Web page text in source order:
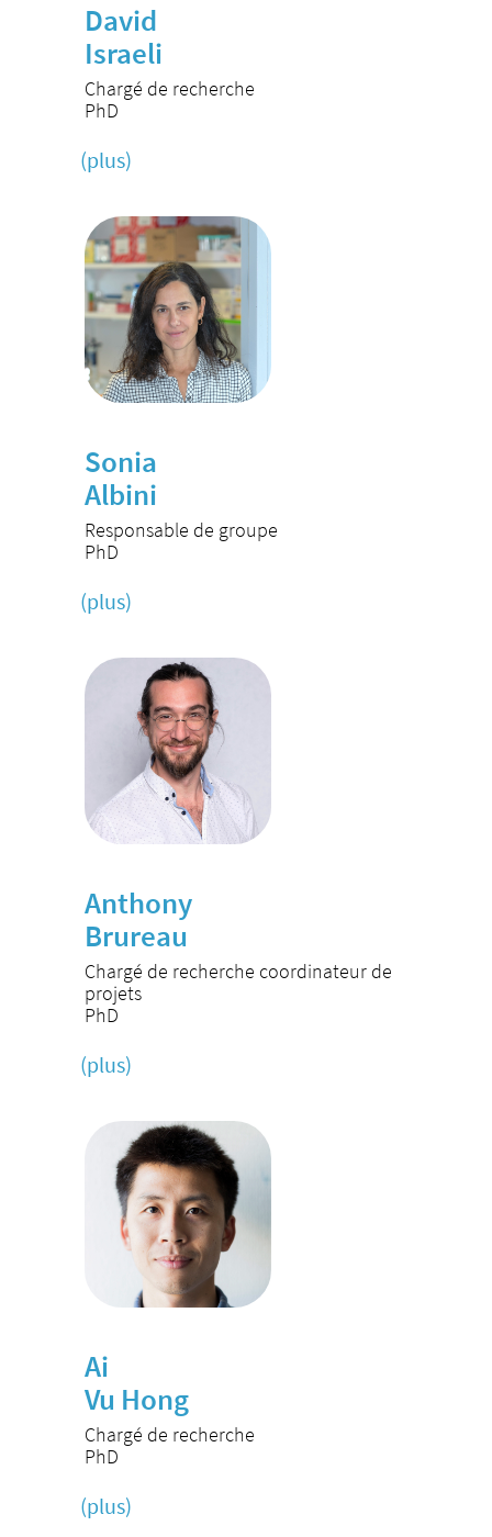
David
Israeli
Chargé de recherche
PhD
(plus)
Sonia
Albini
Responsable de groupe
PhD
(plus)
Anthony
Brureau
Chargé de recherche coordinateur de
projets
PhD
(plus)
Ai
Vu Hong
Chargé de recherche
PhD
(plus)